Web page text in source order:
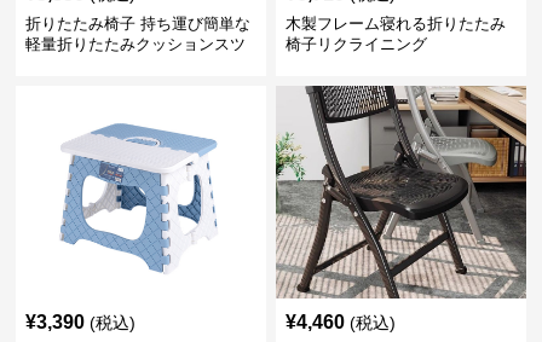
折りたたみ椅子 持ち運び簡単な
軽量折りたたみクッションスツ
木製フレーム寝れる折りたたみ
椅子リクライニング
¥3,390 (税込) ¥4,460 (税込)